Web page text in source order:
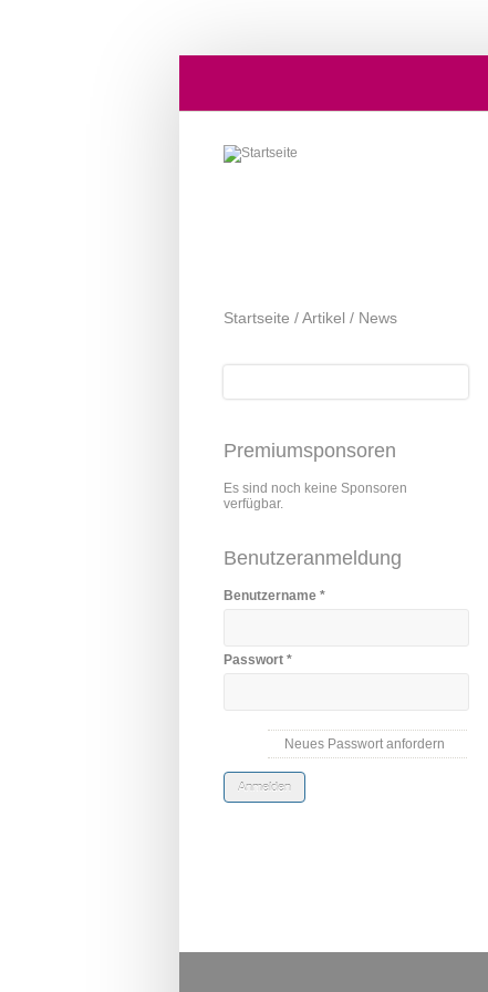
Startseite /Artikel / News
Suche
Premiumsponsoren
Es sind noch keine Sponsoren
verfügbar.
Benutzeranmeldung
Benutzername *
Passwort *
Neues Passwort anfordern